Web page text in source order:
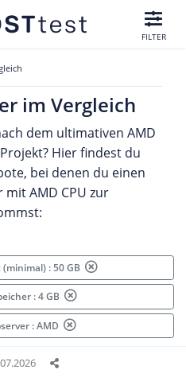
FILTER
im Vergleich
dem ultimativen AMD
Hier findest du
bei denen du einen
AMD CPU zur
: 50 GB
: 4 GB
: AMD